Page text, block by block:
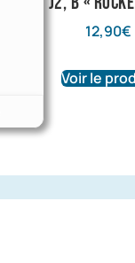
12,90€
Voir le